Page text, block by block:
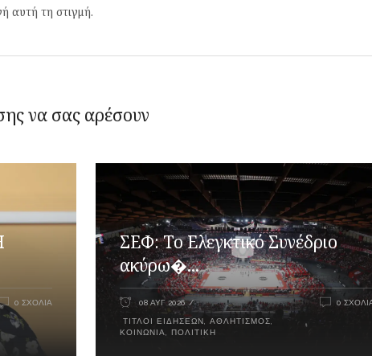
αυτή τη στιγμή.
να σας αρέσουν
0 ΣΧΌΛΙΑ
ΣΕΦ: Το Ελεγκτικό Συνέδριο
ακύρω�...
08 ΑΥΓ 2026
ΤΊΤΛΟΙ ΕΙΔΉΣΕΩΝ ΑΘΛΗΤΙΣΜΌΣ
ΚΟΙΝΩΝΊΑ
ΠΟΛΙΤΙΚΉ
0